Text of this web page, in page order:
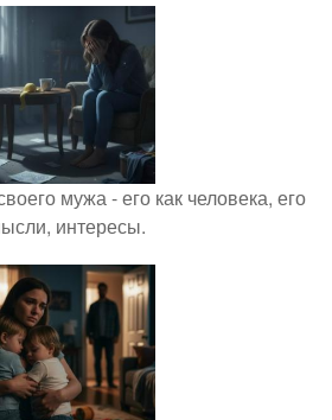
мужа - его как человека, его
интересы.